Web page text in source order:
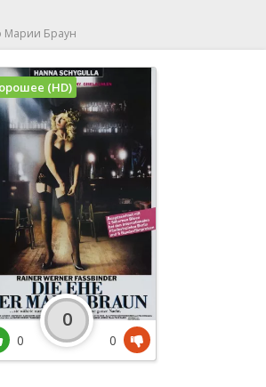
Марии Браун
(HD)
0
0
0